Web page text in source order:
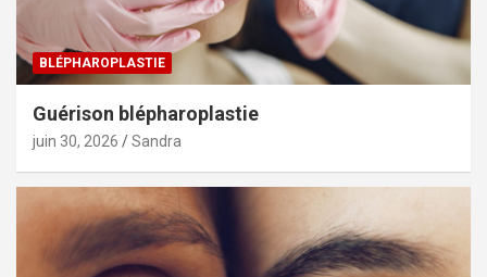
BLÉPHAROPLASTIE
Guérison blépharoplastie
juin 30, 2026 Sandra